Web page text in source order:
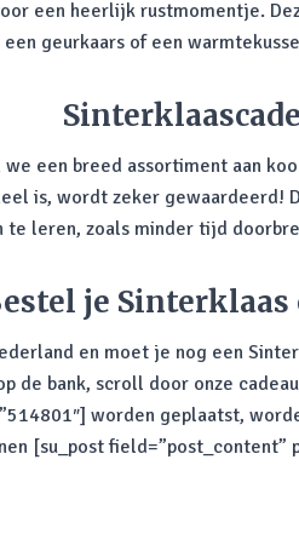
een heerlijk rustmomentje.
geurkaars of een
een breed assortiment aan
is, wordt zeker gewaardeerd!
te leren, zoals minder tijd
je Sinterklaas
en moet je nog een
de bank, scroll door onze
worden geplaatst,
[su_post field=”post_content”